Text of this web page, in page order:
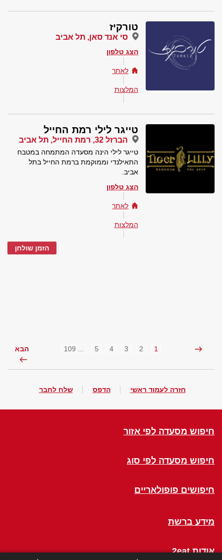
טורקיז
סי אנד סאן, תל אביב
הצג טלפון
לאתר
המלצות
טייגר לילי רמת החייל
הברזל 32, רמת החייל, תל אביב
טייגר לילי הינה מסעדה המתמחה במטבח
התאילנדי וממוקמת ברמת החייל בתל
אביב.
הצג טלפון
לאתר
המלצות
הזמן שולחן
1
2
3
4
5 הבא
חזרה לעמוד ראשי הדפס שלח לחבר
חיפוש מסעדה לפי אזור
חיפוש מסעדה לפי סוג
חיפושים פופולאריים
מידע ברשת
אודות 2eat